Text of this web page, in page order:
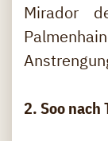
Mirador
2. Soo nach